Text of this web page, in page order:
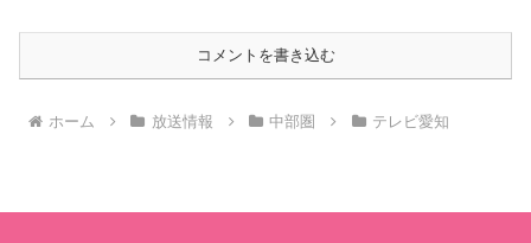
コメントを書き込む
ホーム 放送情報 中部圏 テレビ愛知